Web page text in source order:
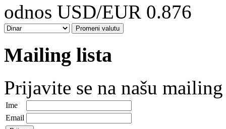
odnos USD/EUR 0.876
Mailing lista
Prijavite se na našu
Ime
Email